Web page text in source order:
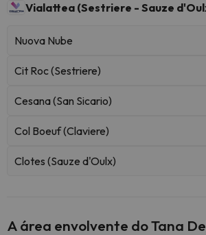
Vialattea (Sestriere - Sauze
Nuova Nube
Cit Roc (Sestriere)
Cesana (San Sicario)
Col Boeuf (Claviere)
Clotes (Sauze d'Oulx)
A área envolvente do Tana